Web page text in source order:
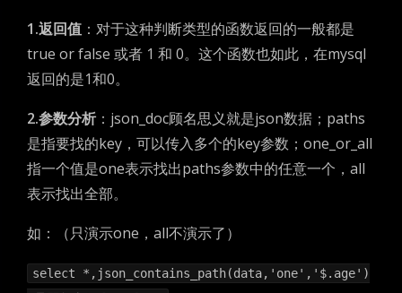
1.返回值 ：对于这种判断类型的函数返回的一般都是
true or false 或者 1 和 0。这个函数也如此，在mysql
返回的是1和0。
2.参数分析：json_doc顾名思义就是json数据；paths
是指要找的key，可以传入多个的key参数；one_or_all
指一个值是one表示找出paths参数中的任意一个，all
表示找出全部。
如：（只演示one，all不演示了）
select *,json_contains_path(data,'one','$.age')